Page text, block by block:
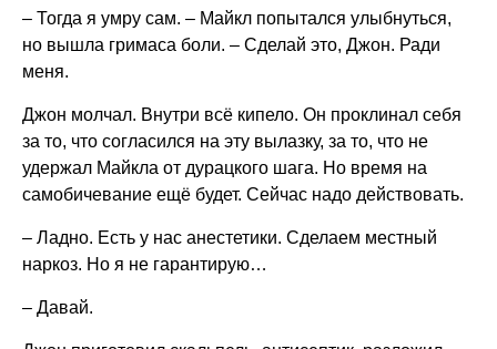
– Тогда я умру сам. – Майкл попытался улыбнуться,
но вышла гримаса боли. – Сделай это, Джон. Ради
меня.
Джон молчал. Внутри всё кипело. Он проклинал себя
за то, что согласился на эту вылазку, за то, что не
удержал Майкла от дурацкого шага. Но время на
самобичевание ещё будет. Сейчас надо действовать.
– Ладно. Есть у нас анестетики. Сделаем местный
наркоз. Но я не гарантирую…
– Давай.